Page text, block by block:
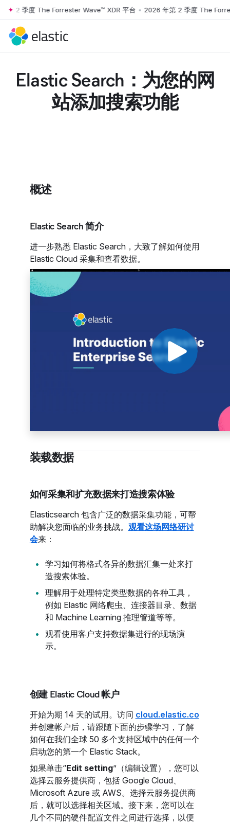
Skip to main content
2 季度 The Forrester Wave™ XDR 平台 • 2026 年第 2 季度 The
Elastic Search：为您的网
站添加搜索功能
概述
Elastic Search 简介
进一步熟悉 Elastic Search，大致了解如何使用
Elastic Cloud 采集和查看数据。
装载数据
如何采集和扩充数据来打造搜索体验
Elasticsearch 包含广泛的数据采集功能，可帮
助解决您面临的业务挑战。 观看这场网络研讨
会来：
学习如何将格式各异的数据汇集一处来打
造搜索体验。
理解用于处理特定类型数据的各种工具，
例如 Elastic 网络爬虫、连接器目录、数据
和 Machine Learning 推理管道等等。
观看使用客户支持数据集进行的现场演
示。
创建 Elastic Cloud 帐户
开始为期 14 天的试用。访问 cloud.elastic.co
并创建帐户后，请跟随下面的步骤学习，了解
如何在我们全球 50 多个支持区域中的任何一个
启动您的第一个 Elastic Stack。
如果单击“Edit setting”（编辑设置），您可以
选择云服务提供商，包括 Google Cloud、
Microsoft Azure 或 AWS。选择云服务提供商
后，就可以选择相关区域。接下来，您可以在
几个不同的硬件配置文件之间进行选择，以便